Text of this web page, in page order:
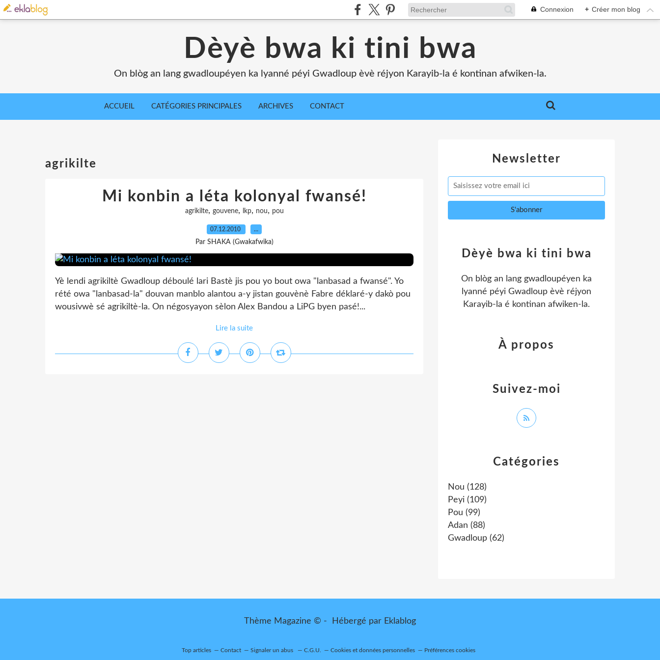
Connexion + Créer mon blog
Dèyè bwa ki tini bwa
On blòg an lang gwadloupéyen ka lyanné péyi Gwadloup èvè réjyon Karayib-la é kontinan afwiken-la.
ACCUEIL CATÉGORIES PRINCIPALES ARCHIVES CONTACT
agrikilte
Mi konbin a léta kolonyal fwansé!
agrikilte, gouvene, lkp, nou, pou
07.12.2010 …
Par SHAKA (Gwakafwika)
Yè lendi agrikiltè Gwadloup déboulé lari Bastè jis pou yo bout owa "lanbasad a fwansé". Yo
rété owa "lanbasad-la" douvan manblo alantou a-y jistan gouvènè Fabre déklaré-y dakò pou
wousivwè sé agrikiltè-la. On négosyayon sèlon Alex Bandou a LiPG byen pasé!...
Lire la suite
Newsletter
Catégories
Nou (128)
Peyi (109)
Pou (99)
Adan (88)
Gwadloup (62)
Dèyè bwa ki tini bwa
On blòg an lang gwadloupéyen ka
lyanné péyi Gwadloup èvè réjyon
Karayib-la é kontinan afwiken-la.
Suivez-moi
À propos
Thème Magazine © - Hébergé par Eklablog
Top articles Contact Signaler un abus C.G.U. Cookies et données personnelles Préférences cookies